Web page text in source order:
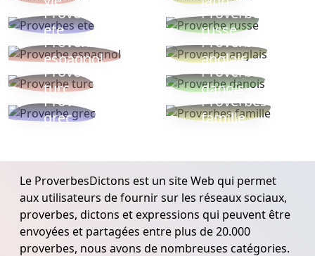
Proverbes
ete
Proverbe
russe
Proverbe
espagnol
Proverbe
anglais
Proverbe
turc
Proverbe
danois
Proverbe
grec
Proverbes
famille
Le ProverbesDictons est un site Web qui permet
aux utilisateurs de fournir sur les réseaux sociaux,
proverbes, dictons et expressions qui peuvent être
envoyées et partagées entre plus de 20.000
proverbes, nous avons de nombreuses catégories.